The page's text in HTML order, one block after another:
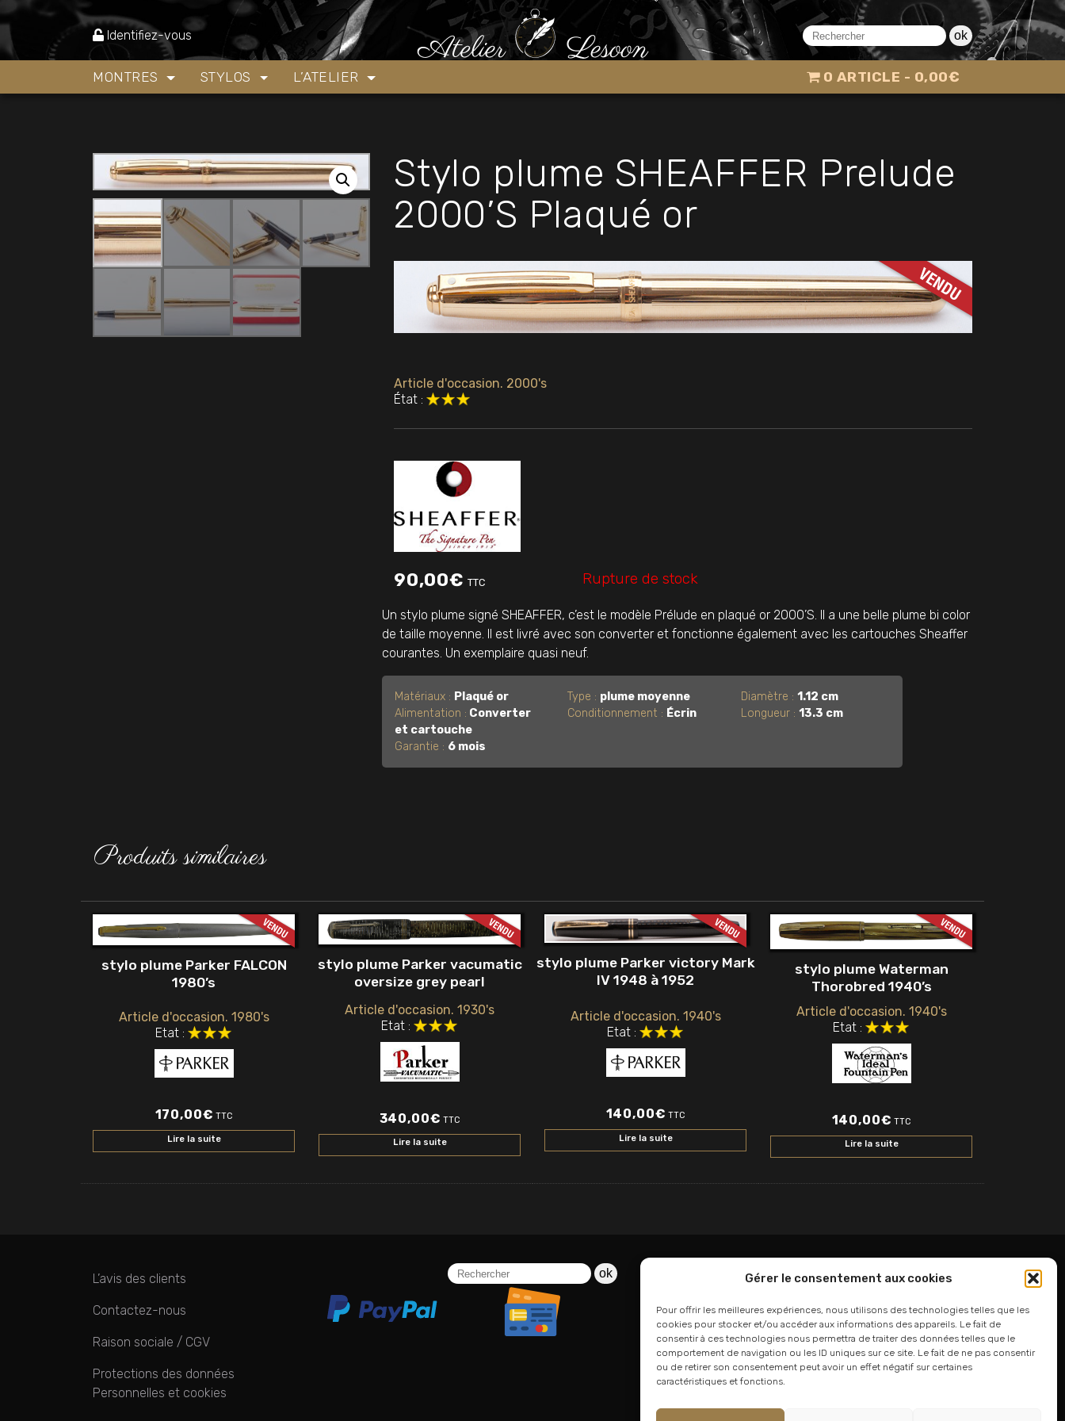
Gérer le consentement aux cookies
Pour offrir les meilleures expériences, nous utilisons des technologies telles que les
cookies pour stocker et/ou accéder aux informations des appareils. Le fait de
consentir à ces technologies nous permettra de traiter des données telles que le
comportement de navigation ou les ID uniques sur ce site. Le fait de ne pas consentir
ou de retirer son consentement peut avoir un effet négatif sur certaines
caractéristiques et fonctions.
Identifiez-vous ok
MONTRES STYLOS L’ATELIER 0 ARTICLE 0,00€
Stylos Stylo plume SHEAFFER Prelude 2000’S Plaqué or
Stylo plume SHEAFFER Prelude
2000’S Plaqué or
Article d'occasion. 2000's
État :
90,00€ TTC Rupture de stock
Un stylo plume signé SHEAFFER, c’est le modèle Prélude en plaqué or 2000’S. Il a une belle plume bi color
de taille moyenne. Il est livré avec son converter et fonctionne également avec les cartouches Sheaffer
courantes. Un exemplaire quasi neuf.
Matériaux : Plaqué or
Alimentation : Converter
et cartouche
Garantie : 6 mois
Type : plume moyenne
Conditionnement : Écrin
Diamètre : 1.12 cm
Longueur : 13.3 cm
Produits similaires
stylo plume Parker FALCON
1980’s
Article d'occasion. 1980's
Etat :
170,00€ TTC
Lire la suite
stylo plume Parker vacumatic
oversize grey pearl
Article d'occasion. 1930's
Etat :
340,00€ TTC
Lire la suite
stylo plume Parker victory Mark
IV 1948 à 1952
Article d'occasion. 1940's
Etat :
140,00€ TTC
Lire la suite
stylo plume Waterman
Thorobred 1940’s
Article d'occasion. 1940's
Etat :
140,00€ TTC
Lire la suite
L’avis des clients
Contactez-nous
Raison sociale / CGV
Protections des données
Personnelles et cookies
ok
06 24 94 44 05
01 75 33 00 85